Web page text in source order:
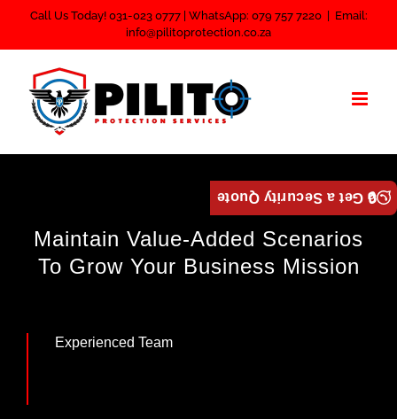
content
Call Us Today! 031-023 0777 | WhatsApp: 079 757 7220
Email:
info@pilitoprotection.co.za
Maintain Value-Added Scenarios
To Grow Your Business Mission
Experienced Team
🔒 Get a Security Quote